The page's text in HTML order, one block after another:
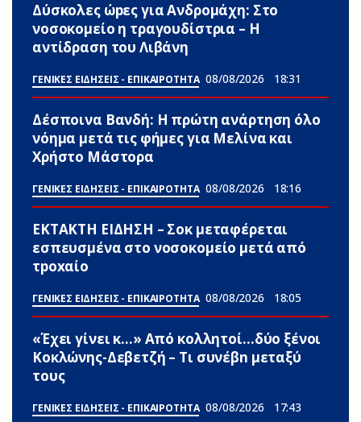
Δύσκολες ώpες για Ανδρομάχη: Στο
νοσοκομείο η τραγουδίστρια – Η
αντίδραση του Λιβάνη
ΓΕΝΙΚΕΣ ΕΙΔΗΣΕΙΣ - ΕΠΙΚΑΙΡΟΤΗΤΑ 08/08/2026 18:31
Δέσποινα Βανδή: Η πρώτη ανάρτηση όλο
νόημα μετά τις φήμες για Μελίνα και
Χρήστο Μάστορα
ΓΕΝΙΚΕΣ ΕΙΔΗΣΕΙΣ - ΕΠΙΚΑΙΡΟΤΗΤΑ 08/08/2026 18:16
ΕΚΤΑΚΤΗ ΕΙΔΗΣΗ – Σoκ μεταφέρεται
εσπευσμένα στο νοσοκομείο μετά από
τpοxαίο
ΓΕΝΙΚΕΣ ΕΙΔΗΣΕΙΣ - ΕΠΙΚΑΙΡΟΤΗΤΑ 08/08/2026 18:05
«Έχει γίνει κ…» Από κολλητοί…δύο ξένοι
Κοκλώνης-Δεβετζή – Τι συνέβn μεταξύ
τους
ΓΕΝΙΚΕΣ ΕΙΔΗΣΕΙΣ - ΕΠΙΚΑΙΡΟΤΗΤΑ 08/08/2026 17:43